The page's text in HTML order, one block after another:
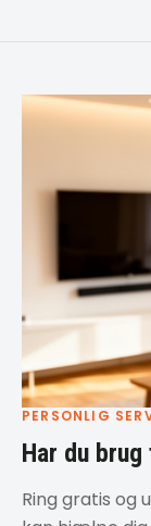
PERSONLIG
Har du
Ring gratis og